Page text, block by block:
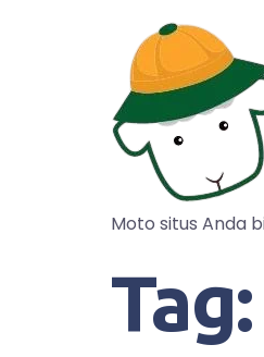
Moto situs Anda
Tag: